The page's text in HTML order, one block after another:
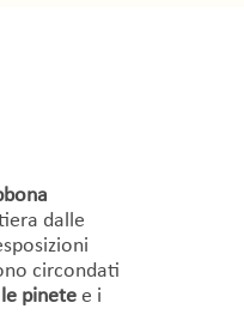
dalle
circondati
pinete e i